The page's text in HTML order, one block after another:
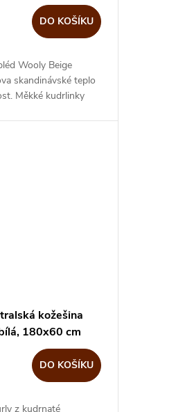
DO KOŠÍKU
Wooly Beige
skandinávské teplo
Měkké kudrlinky
kožešina
180x60 cm
DO KOŠÍKU
z kudrnaté